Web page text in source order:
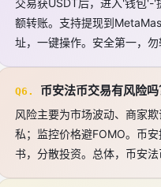
交易获USDT后，进入'钱包'-
额转账。支持提现到
址，一键操作。安全第一，勿
Q6. 币安法币交易有风险吗
风险主要为市场波动、商家
私；监控价格避FOMO。币
书，分散投资。总体，币安